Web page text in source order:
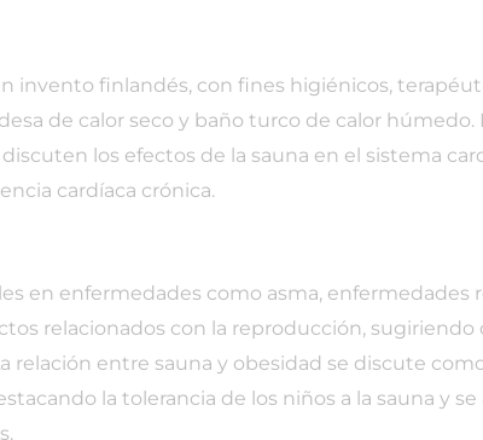
invento finlandés, con fines higiénicos,
de calor seco y baño turco de calor
los efectos de la sauna en el sistema
cardíaca crónica.
en enfermedades como asma, enfermedades
relacionados con la reproducción,
relación entre sauna y obesidad se discute
la tolerancia de los niños a la sauna y